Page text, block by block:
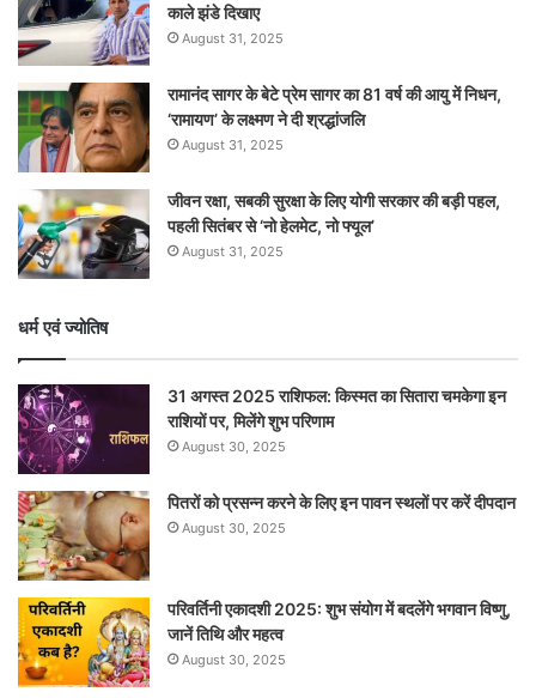
काले झंडे दिखाए
August 31, 2025
रामानंद सागर के बेटे प्रेम सागर का 81 वर्ष की आयु में निधन,
‘रामायण’ के लक्ष्मण ने दी श्रद्धांजलि
August 31, 2025
जीवन रक्षा, सबकी सुरक्षा के लिए योगी सरकार की बड़ी पहल,
पहली सितंबर से ‘नो हेलमेट, नो फ्यूल’
August 31, 2025
धर्म एवं ज्योतिष
31 अगस्त 2025 राशिफल: किस्मत का सितारा चमकेगा इन
राशियों पर, मिलेंगे शुभ परिणाम
August 30, 2025
पितरों को प्रसन्न करने के लिए इन पावन स्थलों पर करें दीपदान
August 30, 2025
परिवर्तिनी एकादशी 2025: शुभ संयोग में बदलेंगे भगवान विष्णु,
जानें तिथि और महत्व
August 30, 2025